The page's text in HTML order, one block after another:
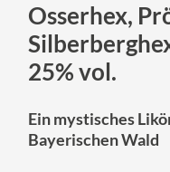
Osserhex,
25% vol.
Ein mystisches
Bayerischen Wald